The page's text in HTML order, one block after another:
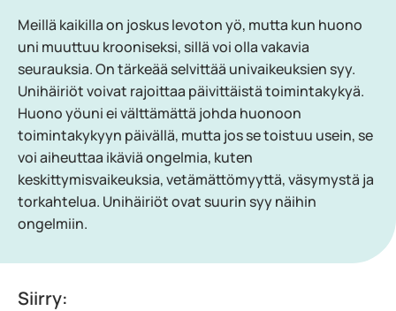
Meillä kaikilla on joskus levoton yö, mutta kun huono
uni muuttuu krooniseksi, sillä voi olla vakavia
seurauksia. On tärkeää selvittää univaikeuksien syy.
Unihäiriöt voivat rajoittaa päivittäistä toimintakykyä.
Huono yöuni ei välttämättä johda huonoon
toimintakykyyn päivällä, mutta jos se toistuu usein, se
voi aiheuttaa ikäviä ongelmia, kuten
keskittymisvaikeuksia, vetämättömyyttä, väsymystä ja
torkahtelua. Unihäiriöt ovat suurin syy näihin
ongelmiin.
Siirry: